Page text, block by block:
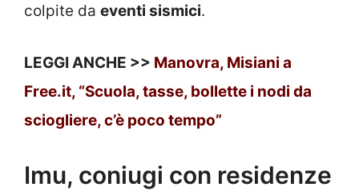
colpite da eventi sismici.
LEGGI ANCHE >> Manovra, Misiani a
Free.it, “Scuola, tasse, bollette i nodi da
sciogliere, c’è poco tempo”
Imu, coniugi con residenze